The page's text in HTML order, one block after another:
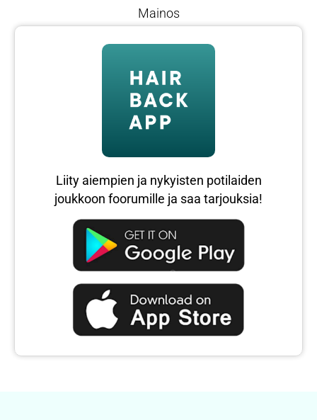
Mainos
Liity aiempien ja nykyisten potilaiden
joukkoon foorumille ja saa tarjouksia!